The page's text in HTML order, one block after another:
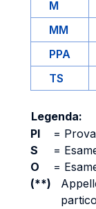
M
MM
PPA
TS
Legenda:
PI
=
S
=
O
=
(**)